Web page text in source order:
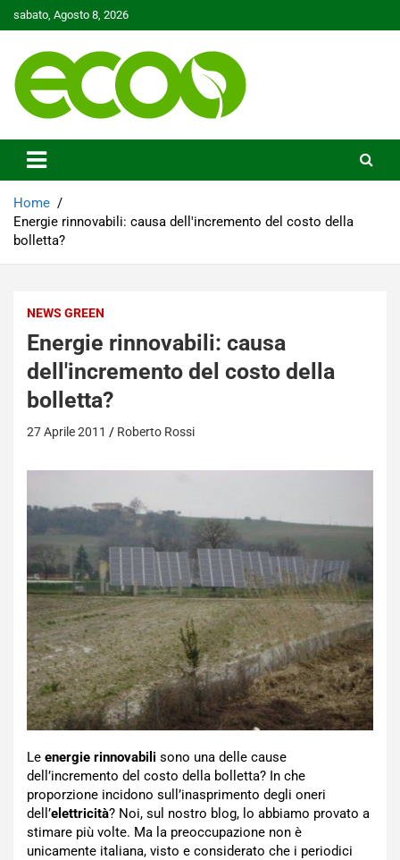
to
sabato, Agosto 8, 2026
Ecoo.it
Home
Energie rinnovabili: causa dell'incremento del costo della
bolletta?
NEWS GREEN
Energie rinnovabili: causa
dell'incremento del costo della
bolletta?
27 Aprile 2011 Roberto Rossi
Le energie rinnovabili sono una delle cause
dell’incremento del costo della bolletta? In che
proporzione incidono sull’inasprimento degli oneri
dell’elettricità? Noi, sul nostro blog, lo abbiamo provato a
stimare più volte. Ma la preoccupazione non è
unicamente italiana, visto e considerato che i periodici